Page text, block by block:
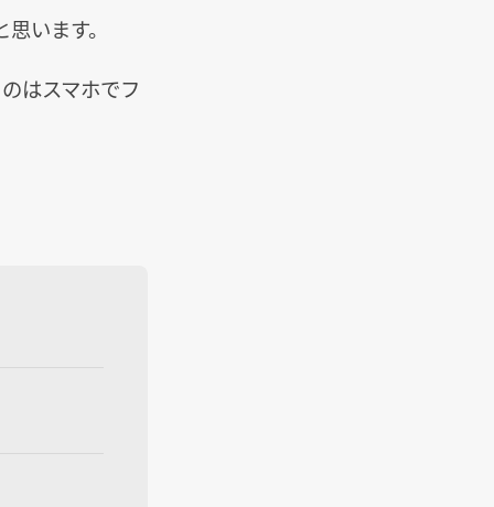
います。
はスマホでフ